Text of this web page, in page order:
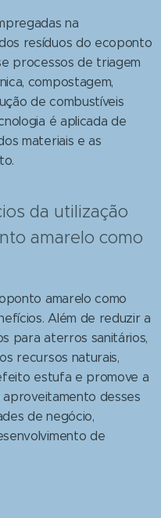
na
resíduos do ecoponto
processos de triagem
compostagem,
de combustíveis
é aplicada de
materiais e as
da utilização
amarelo como
amarelo como
Além de reduzir a
para aterros sanitários,
recursos naturais,
estufa e promove a
aproveitamento desses
de negócio,
de